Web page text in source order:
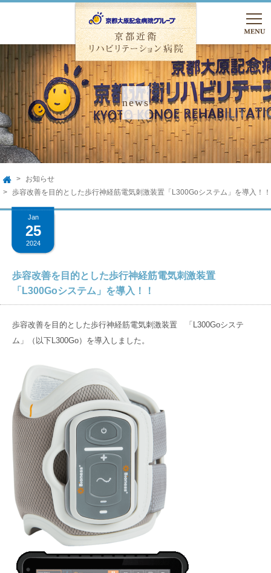
TEL.075-762-5000
入院のご相談 友達追加
HOME
病院のご案内
病院のご案内
病院概要
数字でわかる京都近衛リハ病院
管理者のご挨拶
フロアガイド
なぜ、転院するの？
どんな入院生活を過ごすの？
京都近衛リハビリテーション病院とは
京都市域リハビリテーション協力病院事業
入院のご案内
入院のご相談
入院当日の持ち物
入院中の方へ
料金
マイナンバーカードの健康保険証利用について
入院環境
リハビリ治療法
大切な食事のこと
訪問リハビリ
訪問看護ステーション
居宅介護支援事業所
グループ サイト
京都大原記念病院
御所南リハビリ クリニック
有老ライフピア八瀬大原Ⅰ番館
採用 サイト
TOP
お知らせ
歩容改善を目的とした歩行神経筋電気刺激装置「L300Goシステム」を導入！！
Jan
25
2024
歩容改善を目的とした歩行神経筋電気刺激装置
「L300Goシステム」を導入！！
歩容改善を目的とした歩行神経筋電気刺激装置 「L300Goシステ
ム」（以下L300Go）を導入しました。